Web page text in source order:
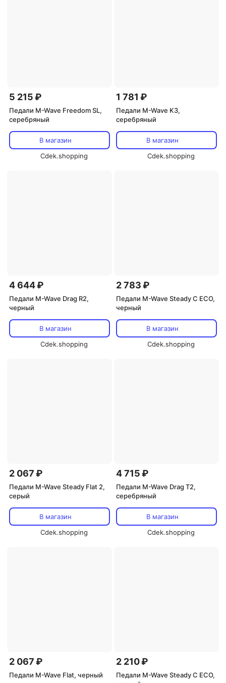
5 215 ₽
Педали M-Wave Freedom SL,
серебряный
В магазин
Cdek.shopping
1 781 ₽
Педали M-Wave K3,
серебряный
В магазин
Cdek.shopping
4 644 ₽
Педали M-Wave Drag R2,
черный
В магазин
Cdek.shopping
2 783 ₽
Педали M-Wave Steady C ECO,
черный
В магазин
Cdek.shopping
2 067 ₽
Педали M-Wave Steady Flat 2,
серый
В магазин
Cdek.shopping
4 715 ₽
Педали M-Wave Drag T2,
серебряный
В магазин
Cdek.shopping
2 067 ₽
Педали M-Wave Flat, черный
2 210 ₽
Педали M-Wave Steady C ECO,